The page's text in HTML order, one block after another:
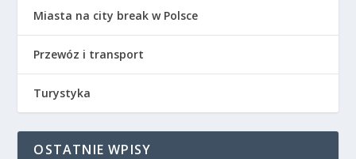
Miasta na city break w Polsce
Przewóz i transport
Turystyka
OSTATNIE WPISY